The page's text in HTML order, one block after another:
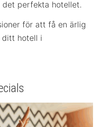
perfekta hotellet.
för att få en ärlig
ditt hotell i